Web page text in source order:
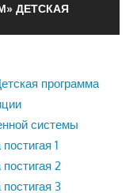
ДЕТСКАЯ
программа
системы
1
2
3